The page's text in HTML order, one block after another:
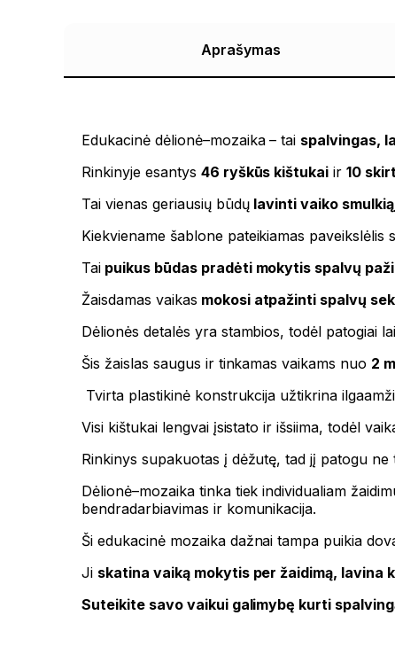
Aprašymas
Edukacinė dėlionė–mozaika – tai spalvingas,
Rinkinyje esantys 46 ryškūs kištukai ir10
Tai vienas geriausių būdų lavinti vaiko
Kiekviename šablone pateikiamas
Taipuikus būdas pradėti mokytis spalvų
Žaisdamas vaikas mokosi atpažinti spalvų
Dėlionės detalės yra stambios, todėl patogiai
Šis žaislas saugus ir tinkamas vaikams nuo 2
Tvirta plastikinė konstrukcija užtikrina
Visi kištukai lengvai įsistato ir išsiima, todėl
Rinkinys supakuotas į dėžutę, tad jį patogu
Dėlionė–mozaika tinka tiek individualiam
bendradarbiavimas ir komunikacija.
Ši edukacinė mozaika dažnai tampa puikia
Ji skatina vaiką mokytis per žaidimą, lavina
Suteikite savo vaikui galimybę kurti